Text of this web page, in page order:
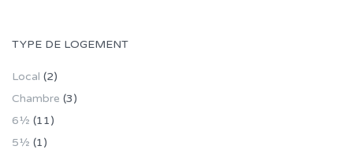
TYPE DE LOGEMENT
Local (2)
Chambre (3)
6½ (11)
5½ (1)